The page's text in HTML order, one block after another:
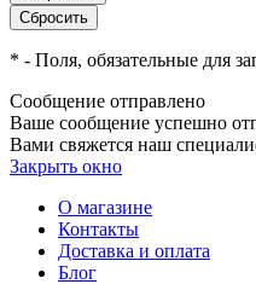
* - Поля, обязательные для
Сообщение отправлено
Ваше сообщение успешно
Вами свяжется наш
Закрыть окно
О магазине
Контакты
Доставка и оплата
Блог